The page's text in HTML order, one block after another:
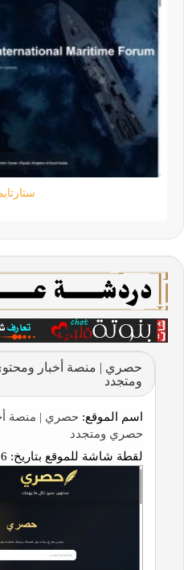
حصري | منصة أخبار
ومتجدد
اسم الموقع: حصري | منصة
حصري ومتجدد
لقطة شاشة للموقع بتاريخ: